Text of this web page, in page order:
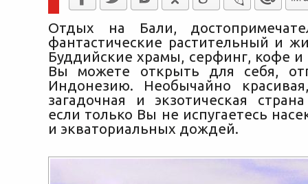
Отдых на Бали,
фантастические растительный и
Буддийские храмы, серфинг, кофе и
Вы можете открыть для себя,
Индонезию. Необычайно
загадочная и экзотическая
если только Вы не испугаетесь
и экваториальных дождей.